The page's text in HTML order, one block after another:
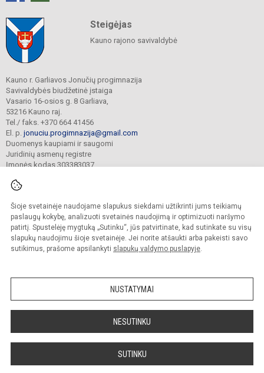
Šioje svetainėje naudojame slapukus siekdami užtikrinti jums teikiamų
paslaugų kokybę, analizuoti svetainės naudojimą ir optimizuoti naršymo
patirtį. Spustelėję mygtuką „Sutinku“, jūs patvirtinate, kad sutinkate su visų
slapukų naudojimu šioje svetainėje. Jei norite atšaukti arba pakeisti savo
sutikimus, prašome apsilankyti slapukų valdymo puslapyje.
NUSTATYMAI
NESUTINKU
SUTINKU
Steigėjas
Kauno rajono savivaldybė
Kauno r. Garliavos Jonučių progimnazija
Savivaldybės biudžetinė įstaiga
Vasario 16-osios g. 8 Garliava,
53216 Kauno raj.
Tel./ faks. +370 664 41456
El. p. jonuciu.progimnazija@gmail.com
Duomenys kaupiami ir saugomi
Juridinių asmenų registre
Įmonės kodas 303383037
© 2023. Kauno r. Garliavos Jonučių progimnazija. Visos teisės saugomos.
Kopijuoti turinį be raštiško progimnazijos sutikimo griežtai draudžiama.
Prieinamumo paraiška Slapukų valdymas
Sumanus būdas atnaujinti